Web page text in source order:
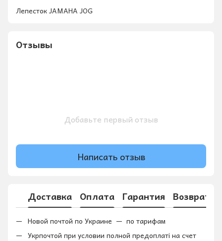
Лепесток JAMAHA JOG
Отзывы
Добавьте первый отзыв
Написать отзыв
Доставка Оплата Гарантия Возврат
Новой почтой по Украине — по тарифам
Укрпочтой при условии полной предоплаті на счет